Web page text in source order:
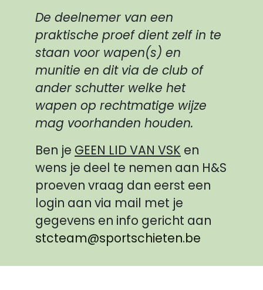
De deelnemer van een
praktische proef dient zelf in te
staan voor wapen(s) en
munitie en dit via de club of
ander schutter welke het
wapen op rechtmatige wijze
mag voorhanden houden.
Ben je GEEN LID VAN VSK en
wens je deel te nemen aan H&S
proeven vraag dan eerst een
login aan via mail met je
gegevens en info gericht aan
stcteam@sportschieten.be